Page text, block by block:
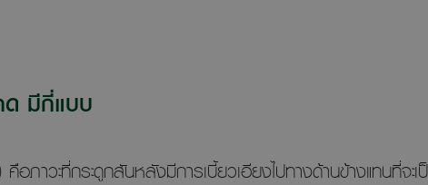
ด มีกี่แบบ
ภาวะที่กระดูกสันหลังมีการเบี้ยวเอียงไปทางด้านข้างแทนที่จะ